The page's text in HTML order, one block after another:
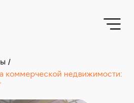
/
коммерческой недвижимости: